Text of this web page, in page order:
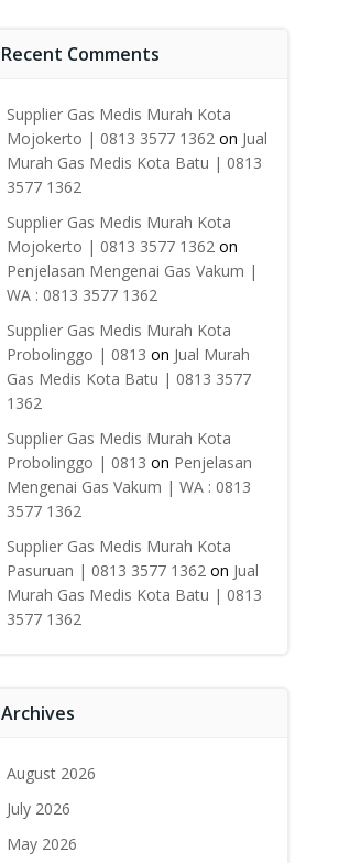
Recent Comments
Supplier Gas Medis Murah Kota
Mojokerto | 0813 3577 1362on Jual
Murah Gas Medis Kota Batu | 0813
3577 1362
Supplier Gas Medis Murah Kota
Mojokerto | 0813 3577 1362on
Penjelasan Mengenai Gas Vakum |
WA : 0813 3577 1362
Supplier Gas Medis Murah Kota
Probolinggo | 0813 on Jual Murah
Gas Medis Kota Batu | 0813 3577
1362
Supplier Gas Medis Murah Kota
Probolinggo | 0813 on Penjelasan
Mengenai Gas Vakum | WA : 0813
3577 1362
Supplier Gas Medis Murah Kota
Pasuruan | 0813 3577 1362on Jual
Murah Gas Medis Kota Batu | 0813
3577 1362
Archives
August 2026
July 2026
May 2026